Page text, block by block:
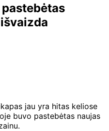
jau yra hitas keliose
buvo pastebėtas naujas